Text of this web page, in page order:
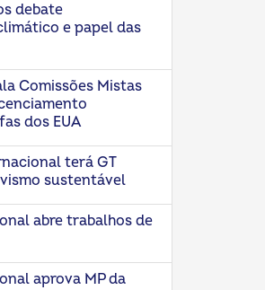
debate
e papel das
Comissões Mistas
dos EUA
terá GT
sustentável
abre trabalhos de
aprova MP da